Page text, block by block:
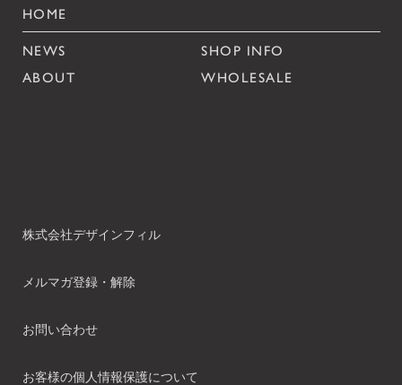
HOME
NEWS
SHOP INFO
ABOUT
WHOLESALE
株式会社デザインフィル
メルマガ登録・解除
お問い合わせ
お客様の個人情報保護について